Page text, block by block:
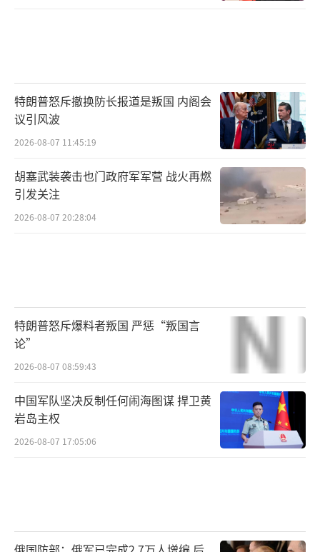
特朗普怒斥撤换防长报道是叛国 内阁会
议引风波
2026-08-07 11:45:19
胡塞武装袭击也门政府军军营 战火再燃
引发关注
2026-08-07 20:28:04
特朗普怒斥爆料者叛国 严惩“叛国言
论”
2026-08-07 08:59:43
中国军队坚决反制任何闹海图谋 捍卫黄
岩岛主权
2026-08-07 17:05:06